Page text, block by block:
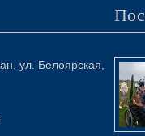
ул. Белоярская,